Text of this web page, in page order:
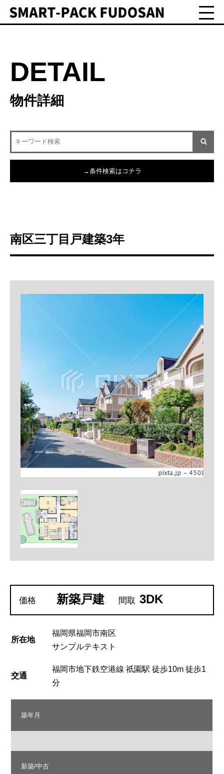
DETAIL
物件詳細
→条件検索はコチラ
南区三丁目戸建築3年
価格 新築戸建 間取 3DK
所在地
福岡県福岡市南区
サンプルテキスト
交通
福岡市地下鉄空港線 祇園駅 徒歩10m 徒歩1
分
築年月
新築/中古